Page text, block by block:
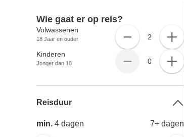
Wie gaat er op reis?
Volwassenen
18 Jaar en ouder 2
Kinderen
Jonger dan 18 0
Reisduur
min.4dagen 7+ dagen